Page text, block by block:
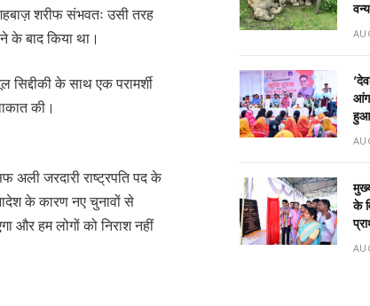
शरीफ संभवतः उसी तरह
के बाद किया था।
के साथ एक परामर्शी
की।
अली जरदारी राष्ट्रपति पद के
के कारण नए चुनावों से
और हम लोगों को निराश नहीं
हुआ
के